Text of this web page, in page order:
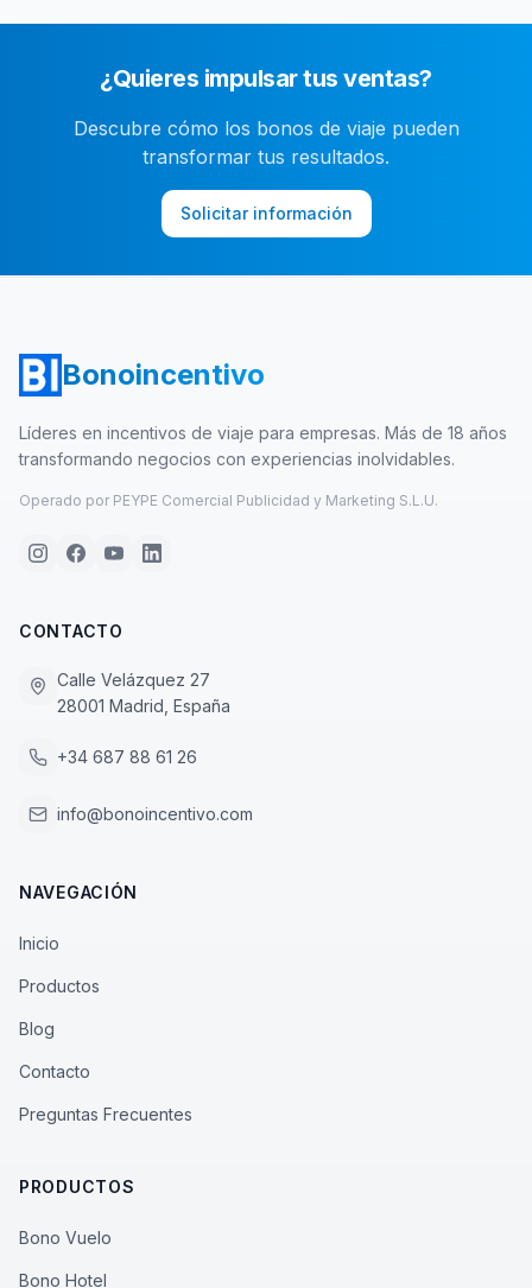
¿Quieres impulsar tus ventas?
Descubre cómo los bonos de viaje pueden
transformar tus resultados.
Solicitar información
Bonoincentivo
Líderes en incentivos de viaje para empresas. Más de 18 años
transformando negocios con experiencias inolvidables.
Operado por PEYPE Comercial Publicidad y Marketing S.L.U.
CONTACTO
Calle Velázquez 27
28001 Madrid, España
+34 687 88 61 26
info@bonoincentivo.com
NAVEGACIÓN
Inicio
Productos
Blog
Contacto
Preguntas Frecuentes
PRODUCTOS
Bono Vuelo
Bono Hotel